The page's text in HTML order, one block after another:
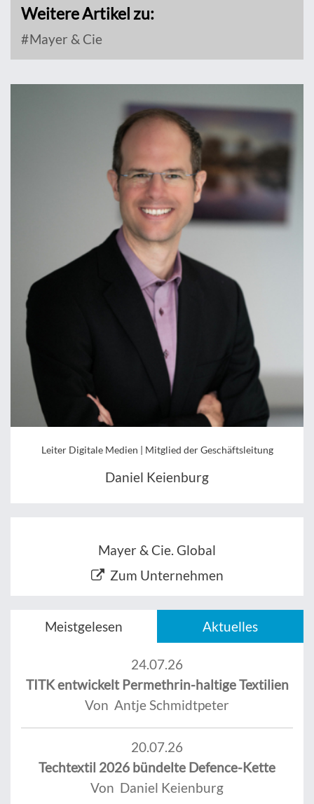
Weitere Artikel zu:
Mayer & Cie
Leiter Digitale Medien | Mitglied der Geschäftsleitung
Daniel Keienburg
Mayer & Cie. Global
Zum Unternehmen
Meistgelesen Aktuelles
24.07.26
TITK entwickelt Permethrin-haltige Textilien
Von Antje Schmidtpeter
20.07.26
Techtextil 2026 bündelte Defence-Kette
Von Daniel Keienburg